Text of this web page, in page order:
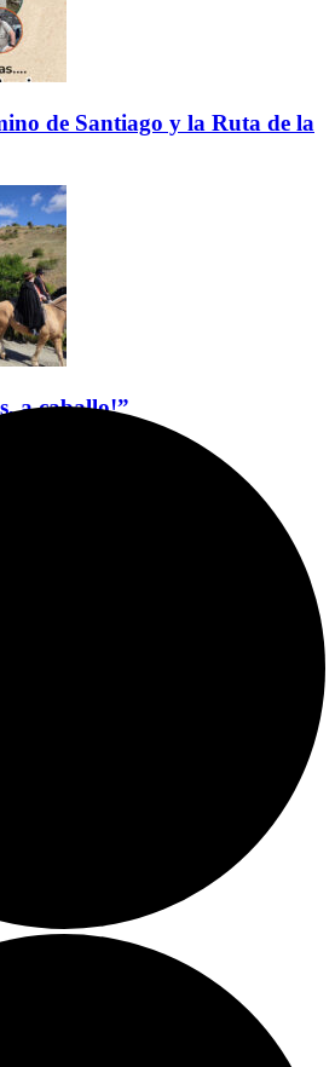
de Santiago y la Ruta de la
a caballo!”